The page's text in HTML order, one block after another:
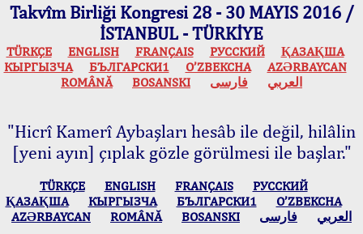
Takvîm Birliği Kongresi 28 - 30 MAYIS 2016 /
İSTANBUL - TÜRKİYE
TÜRKÇE ENGLISH FRANÇAIS РУССКИЙ
ҚАЗАҚША
КЫPГЫЗЧA
БЪЛГАРСКИ1 O’ZBEKCHA
AZӘRBAYCAN
ROMÂNĂ
BOSANSKI العربي فارسی
"Hicrî Kamerî Aybaşları hesâb ile değil, hilâlin
[yeni ayın] çıplak gözle görülmesi ile başlar."
TÜRKÇE ENGLISH FRANÇAIS
РУССКИЙ
ҚАЗАҚША
КЫPГЫЗЧA БЪЛГАРСКИ1
O’ZBEKCHA
AZӘRBAYCAN
ROMÂNĂ BOSANSKI العربي فارسی